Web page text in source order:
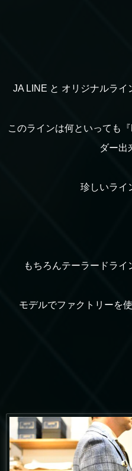
JA LINE と オリジナルライ
このラインは何といっても
ダー出
珍しいライ
もちろんテーラードライ
モデルでファクトリーを